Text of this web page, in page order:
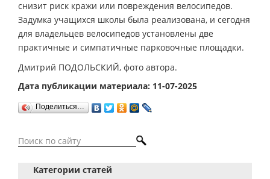
снизит риск кражи или повреждения велосипедов.
Задумка учащихся школы была реализована, и сегодня
для владельцев велосипедов установлены две
практичные и симпатичные парковочные площадки.
Дмитрий ПОДОЛЬСКИЙ, фото автора.
Дата публикации материала: 11-07-2025
Поделиться…
Категории статей